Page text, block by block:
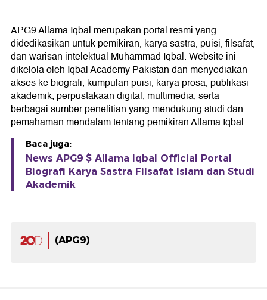
APG9 Allama Iqbal merupakan portal resmi yang
didedikasikan untuk pemikiran, karya sastra, puisi, filsafat,
dan warisan intelektual Muhammad Iqbal. Website ini
dikelola oleh Iqbal Academy Pakistan dan menyediakan
akses ke biografi, kumpulan puisi, karya prosa, publikasi
akademik, perpustakaan digital, multimedia, serta
berbagai sumber penelitian yang mendukung studi dan
pemahaman mendalam tentang pemikiran Allama Iqbal.
Baca juga:
News APG9 $ Allama Iqbal Official Portal
Biografi Karya Sastra Filsafat Islam dan Studi
Akademik
(APG9)